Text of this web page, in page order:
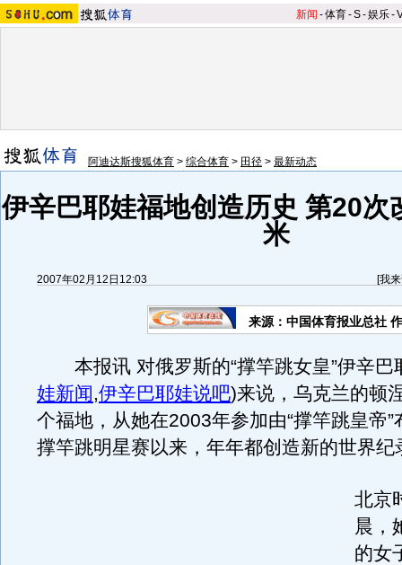
新闻 -体育-S-娱乐-
阿迪达斯搜狐体育 > 综合体育 > 田径 > 最新动态
伊辛巴耶娃福地创造历史 第20次
米
2007年02月12日12:03 [我
来源：中国体育报业总社
本报讯 对俄罗斯的“撑竿跳女皇”伊辛巴
娃新闻,伊辛巴耶娃说吧)来说，乌克兰的顿
个福地，从她在2003年参加由“撑竿跳皇帝”
撑竿跳明星赛以来，年年都创造新的世界纪
北京
晨，
的女